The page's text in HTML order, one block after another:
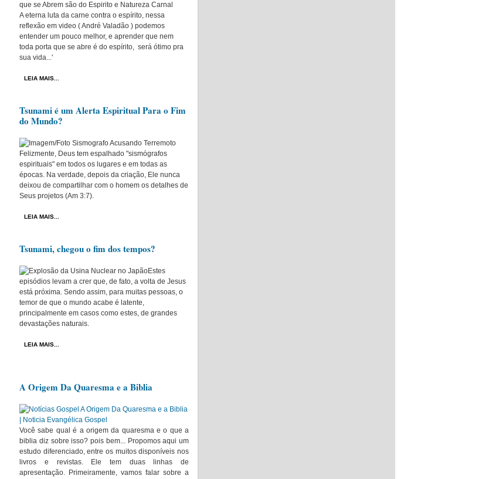
A eterna luta da carne contra o espírito, nessa
reflexão em video ( André Valadão ) podemos
entender um pouco melhor, e aprender que nem
toda porta que se abre é do espírito, será ótimo pra
sua vida...'
LEIA MAIS...
Tsunami é um Alerta Espiritual Para o Fim
do Mundo?
Felizmente, Deus tem espalhado "sismógrafos
espirituais" em todos os lugares e em todas as
épocas. Na verdade, depois da criação, Ele nunca
deixou de compartilhar com o homem os detalhes de
Seus projetos (Am 3:7).
LEIA MAIS...
Tsunami, chegou o fim dos tempos?
Estes
episódios levam a crer que, de fato, a volta de Jesus
está próxima. Sendo assim, para muitas pessoas, o
temor de que o mundo acabe é latente,
principalmente em casos como estes, de grandes
devastações naturais.
LEIA MAIS...
A Origem Da Quaresma e a Biblia
Você sabe qual é a origem da quaresma e o que a
biblia diz sobre isso? pois bem... Propomos aqui um
estudo diferenciado, entre os muitos disponíveis nos
livros e revistas. Ele tem duas linhas de
apresentação. Primeiramente, vamos falar sobre a